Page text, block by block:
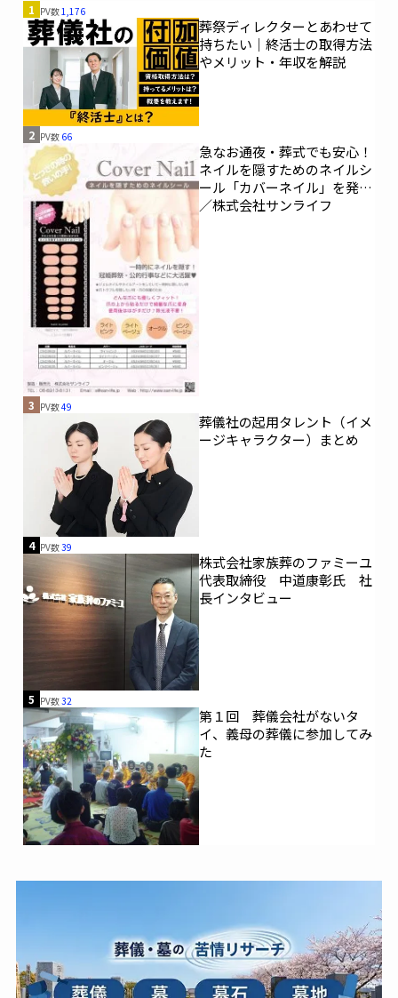
1 PV数1,176
葬祭ディレクターとあわせて
持ちたい｜終活士の取得方法
やメリット・年収を解説
2 PV数 66
急なお通夜・葬式でも安心！
ネイルを隠すためのネイルシ
ール「カバーネイル」を発売
／株式会社サンライフ
3 PV数49
葬儀社の起用タレント（イメ
ージキャラクター）まとめ
4 PV数39
株式会社家族葬のファミーユ
代表取締役 中道康彰氏 社
長インタビュー
5 PV数32
第１回 葬儀会社がないタ
イ、義母の葬儀に参加してみ
た